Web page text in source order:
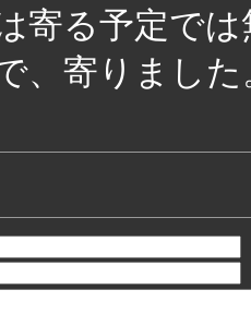
寄る予定で
、寄りました